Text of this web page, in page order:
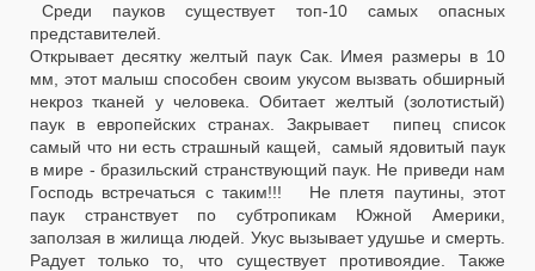
Среди пауков существует топ-10 самых опасных
представителей.
Открывает десятку желтый паук Сак. Имея размеры в 10
мм, этот малыш способен своим укусом вызвать обширный
некроз тканей у человека. Обитает желтый (золотистый)
паук в европейских странах. Закрывает пипец список
самый что ни есть страшный кащей, самый ядовитый паук
в мире - бразильский странствующий паук. Не приведи нам
Господь встречаться с таким!!! Не плетя паутины, этот
паук странствует по субтропикам Южной Америки,
заползая в жилища людей. Укус вызывает удушье и смерть.
Радует только то, что существует противоядие. Также